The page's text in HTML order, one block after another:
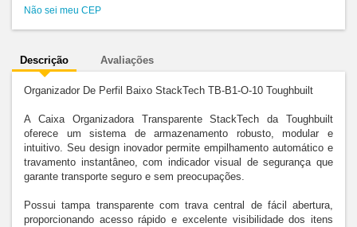
Não sei meu CEP
Descrição Avaliações
Organizador De Perfil Baixo StackTech TB-B1-O-10 Toughbuilt
A Caixa Organizadora Transparente StackTech da Toughbuilt
oferece um sistema de armazenamento robusto, modular e
intuitivo. Seu design inovador permite empilhamento automático e
travamento instantâneo, com indicador visual de segurança que
garante transporte seguro e sem preocupações.
Possui tampa transparente com trava central de fácil abertura,
proporcionando acesso rápido e excelente visibilidade dos itens